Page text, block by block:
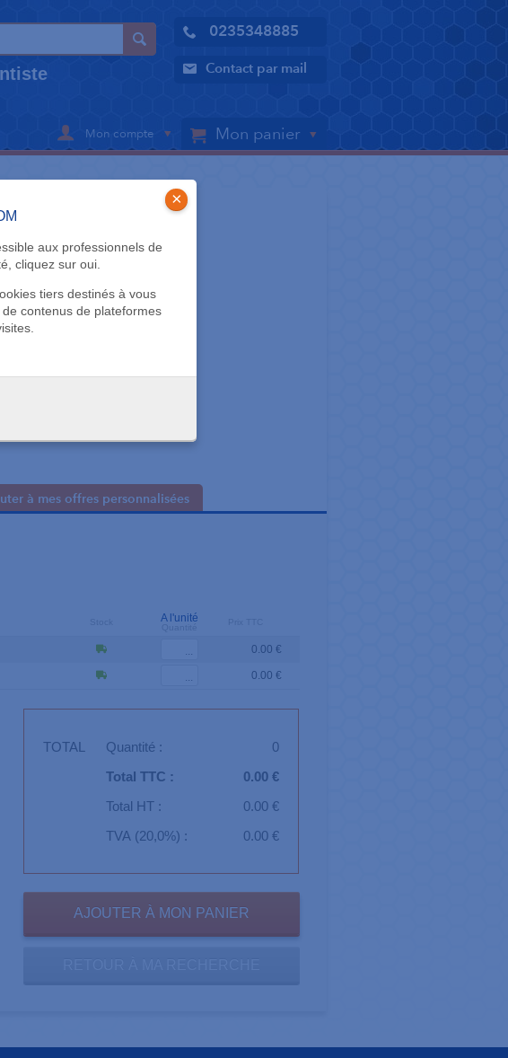
0235348885
Contact par mail
Mon compte Mon panier
aux professionnels de
cliquez sur oui.
tiers destinés à vous
contenus de plateformes
×
BROSSAGE - CIRE
Ortho
à mes offres personnalisées
A l'unité
0.00 €
0.00 €
TOTAL Quantité :
0
Total TTC :
0.00 €
Total HT :
0.00 €
TVA (20,0%) :
0.00 €